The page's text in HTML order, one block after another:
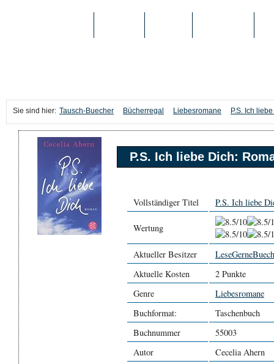
Sie sind hier: Tausch-Buecher Bücherregal Liebesromane P.S. Ich
P.S. Ich liebe Dich:
Vollständiger Titel P.S. Ich liebe
Wertung
Aktueller Besitzer
Aktuelle Kosten
2 Punkte
Genre
Liebesromane
Buchformat:
Taschenbuch
Buchnummer
55003
Autor
Cecelia Ahern